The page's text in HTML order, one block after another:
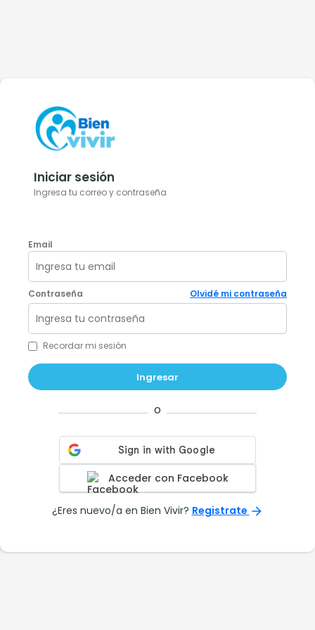
Iniciar sesión
Ingresa tu correo y contraseña
Email
Contraseña Olvidé mi contraseña
Recordar mi sesión
Ingresar
o
Acceder con Facebook
¿Eres nuevo/a en Bien Vivir? Registrate